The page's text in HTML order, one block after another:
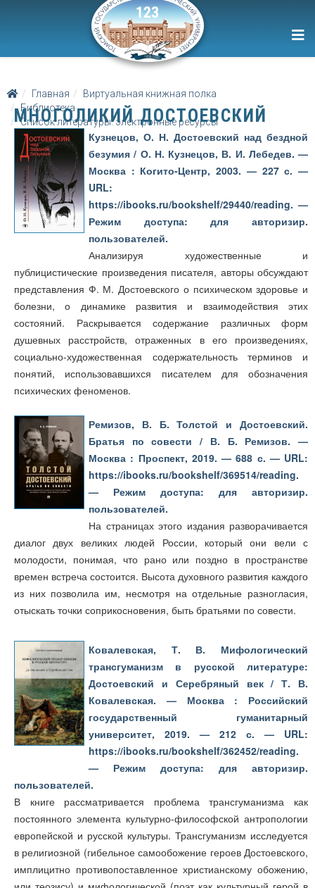
Главная
Виртуальная книжная полка
Библиотека
Список литературы: электронные ресурсы
МНОГОЛИКИЙ ДОСТОЕВСКИЙ
Кузнецов, О. Н. Достоевский над бездной
безумия / О. Н. Кузнецов, В. И. Лебедев. —
Москва : Когито-Центр, 2003. — 227 с. —
URL:
https://ibooks.ru/bookshelf/29440/reading. —
Режим доступа: для авторизир.
пользователей.
Анализируя художественные и
публицистические произведения писателя, авторы обсуждают
представления Ф. М. Достоевского о психическом здоровье и
болезни, о динамике развития и взаимодействия этих
состояний. Раскрывается содержание различных форм
душевных расстройств, отраженных в его произведениях,
социально-художественная содержательность терминов и
понятий, использовавшихся писателем для обозначения
психических феноменов.
Ремизов, В. Б. Толстой и Достоевский.
Братья по совести / В. Б. Ремизов. —
Москва : Проспект, 2019. — 688 с. — URL:
https://ibooks.ru/bookshelf/369514/reading.
— Режим доступа: для авторизир.
пользователей.
На страницах этого издания разворачивается
диалог двух великих людей России, который они вели с
молодости, понимая, что рано или поздно в пространстве
времен встреча состоится. Высота духовного развития каждого
из них позволила им, несмотря на отдельные разногласия,
отыскать точки соприкосновения, быть братьями по совести.
Ковалевская, Т. В. Мифологический
трансгуманизм в русской литературе:
Достоевский и Серебряный век / Т. В.
Ковалевская. — Москва : Российский
государственный гуманитарный
университет, 2019. — 212 с. — URL:
https://ibooks.ru/bookshelf/362452/reading.
— Режим доступа: для авторизир.
пользователей.
В книге рассматривается проблема трансгуманизма как
постоянного элемента культурно-философской антропологии
европейской и русской культуры. Трансгуманизм исследуется
в религиозной (гибельное самообожение героев Достоевского,
имплицитно противопоставленное христианскому обожению,